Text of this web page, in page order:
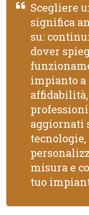
Scegliere
significa
su:
dover
impianto
aggiornati
misura e
tuo